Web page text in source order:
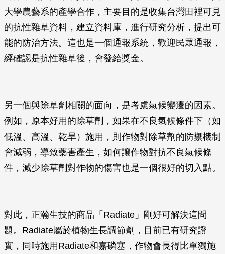
大學農藝系的產學合作，主要目的是收集台灣田裡可見
的抗性雜草資料，建立資料庫，進行研究分析，提出可
能的防治方法。這也是一個通報系統，歡迎民眾通報，
經確認是抗性雜草後，會發給獎金。
另一個與除草劑相關的面向，是考慮氣候變遷的因素。
例如，原本好用的除草劑，如果在不良氣候條件下（如
低溫、高溫、乾旱）施用，則作物對除草劑的防禦機制
會減弱，導致藥害產生，如何讓作物對抗不良氣候條
件，減少除草劑對作物的傷害也是一個很好的切入點。
對此，正瀚生技的商品「Radiate」剛好可解決這問
題。Radiate屬於植物生長調節劑，目前已有研究證
實，同時施用Radiate和嘉磷塞，作物會長得比單獨施